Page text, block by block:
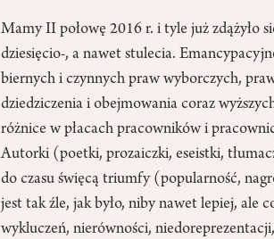
Mamy II połowę 2016 r. i tyle już zdążyło
dziesięcio-, a nawet stulecia.
biernych i czynnych praw wyborczych,
dziedziczenia i obejmowania coraz
różnice w płacach pracowników i
Autorki (poetki, prozaiczki, eseistki,
do czasu święcą triumfy (popularność,
jest tak źle, jak było, niby nawet lepiej, ale
wykluczeń, nierówności,